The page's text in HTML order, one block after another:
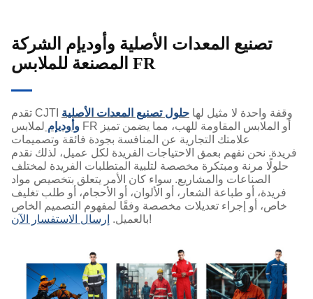
تصنيع المعدات الأصلية وأوديإم الشركة
المصنعة للملابس FR
تقدم CJTI وقفة واحدة لا مثيل لها حلول تصنيع المعدات الأصلية
وأوديإم لملابس FR أو الملابس المقاومة للهب، مما يضمن تميز
علامتك التجارية عن المنافسة بجودة فائقة وتصميمات
فريدة. نحن نفهم بعمق الاحتياجات الفريدة لكل عميل، لذلك نقدم
حلولًا مرنة ومبتكرة مخصصة لتلبية المتطلبات الفريدة لمختلف
الصناعات والمشاريع. سواء كان الأمر يتعلق بتخصيص مواد
فريدة، أو طباعة الشعار، أو الألوان، أو الأحجام، أو طلب تغليف
خاص، أو إجراء تعديلات مخصصة وفقًا لمفهوم التصميم الخاص
بالعميل. إرسال الاستفسار الآن !